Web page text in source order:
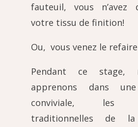
fauteuil, vous n’avez
votre tissu de finition!
Ou, vous venez le
Pendant ce stage,
apprenons dans
conviviale, les
traditionnelles de la